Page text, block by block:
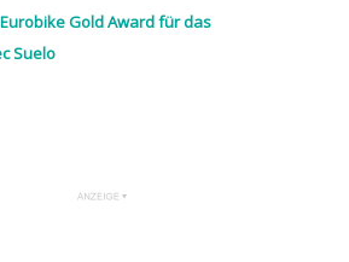
Gold Award für das
Suelo